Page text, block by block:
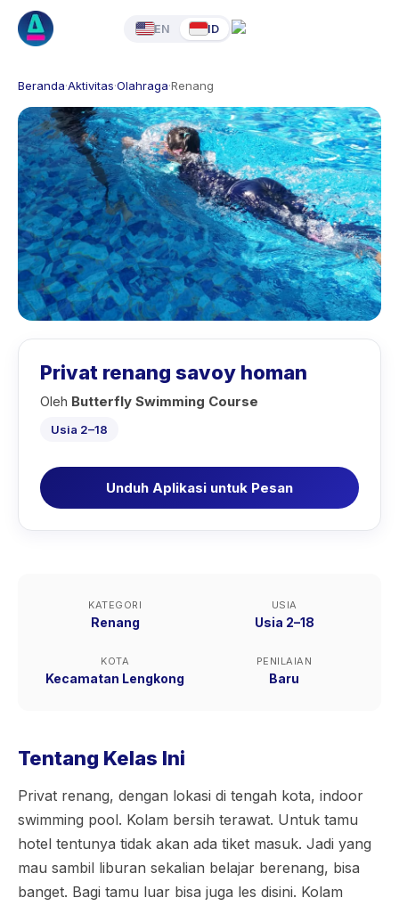
EN ID
Beranda·Aktivitas·Olahraga·Renang
Privat renang savoy homan
Oleh Butterfly Swimming Course
Usia 2–18
Unduh Aplikasi untuk Pesan
KATEGORI
Renang
USIA
Usia 2–18
KOTA
Kecamatan Lengkong
PENILAIAN
Baru
Tentang Kelas Ini
Privat renang, dengan lokasi di tengah kota, indoor
swimming pool. Kolam bersih terawat. Untuk tamu
hotel tentunya tidak akan ada tiket masuk. Jadi yang
mau sambil liburan sekalian belajar berenang, bisa
banget. Bagi tamu luar bisa juga les disini. Kolam